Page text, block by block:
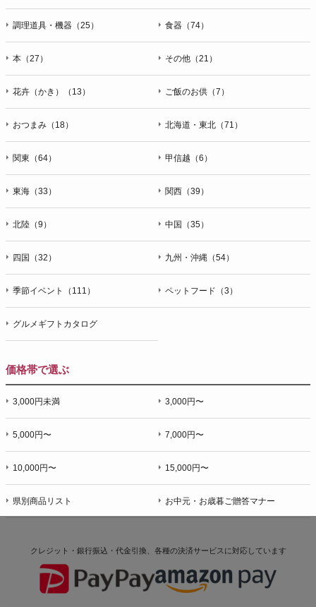
調理道具・機器（25） 食器（74）
本（27） その他（21）
花卉（かき）（13） ご飯のお供（7）
おつまみ（18） 北海道・東北（71）
関東（64） 甲信越（6）
東海（33） 関西（39）
北陸（9） 中国（35）
四国（32） 九州・沖縄（54）
季節イベント（111） ペットフード（3）
グルメギフトカタログ
価格帯で選ぶ
3,000円未満 3,000円〜
5,000円〜 7,000円〜
10,000円〜 15,000円〜
県別商品リスト お中元・お歳暮ご贈答マナー
クレジット・銀行振込・代金引換、各種の決済サービスに対応しています